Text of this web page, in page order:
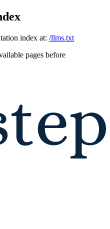
index at: /llms.txt
pages before